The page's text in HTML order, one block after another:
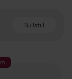
Nullstill